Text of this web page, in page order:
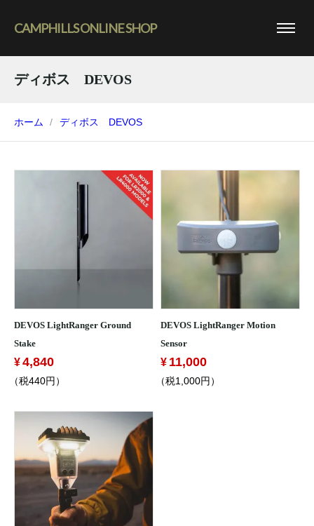
CAMPHILLS ONLINE SHOP
ディボス DEVOS
ホーム ディボス DEVOS
DEVOS LightRanger Ground
Stake
4,840
（税440円）
DEVOS LightRanger Motion
Sensor
11,000
（税1,000円）